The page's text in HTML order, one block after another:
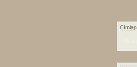
Címlap